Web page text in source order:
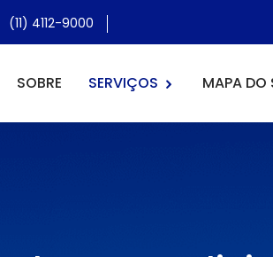
(11) 4112-9000
SOBRE SERVIÇOS MAPA DO